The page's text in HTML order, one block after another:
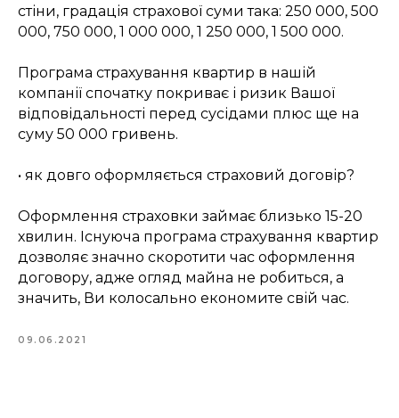
стіни, градація страхової суми така: 250 000, 500
000, 750 000, 1 000 000, 1 250 000, 1 500 000.
Програма страхування квартир в нашій
компанії спочатку покриває і ризик Вашої
відповідальності перед сусідами плюс ще на
суму 50 000 гривень.
• як довго оформляється страховий договір?
Оформлення страховки займає близько 15-20
хвилин. Існуюча програма страхування квартир
дозволяє значно скоротити час оформлення
договору, адже огляд майна не робиться, а
значить, Ви колосально економите свій час.
09.06.2021